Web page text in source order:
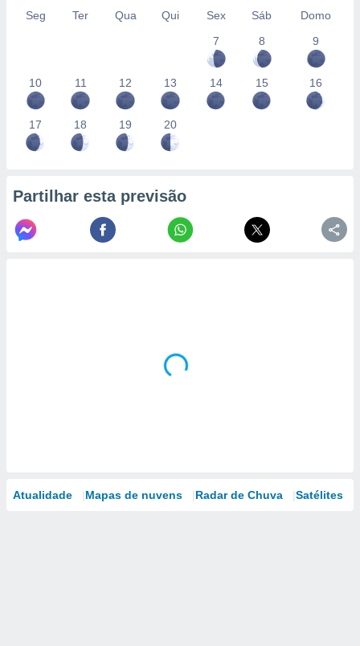
Seg Ter Qua Qui Sex Sáb
Domo
7
8 9
10 11 12 13 14 15 16
17 18 19 20
Partilhar esta previsão
Atualidade Mapas de nuvens Radar de Chuva Satélites